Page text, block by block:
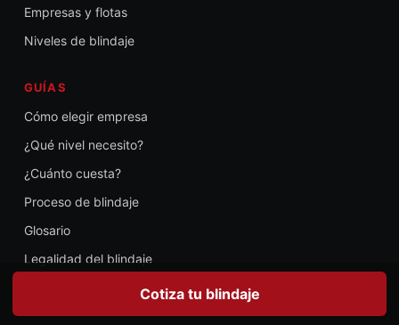
Empresas y flotas
Niveles de blindaje
GUÍAS
Cómo elegir empresa
¿Qué nivel necesito?
¿Cuánto cuesta?
Proceso de blindaje
Glosario
Legalidad del blindaje
Cotiza tu blindaje